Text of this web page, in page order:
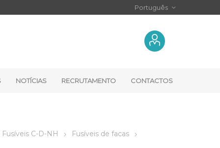
NOTÍCIAS RECRUTAMENTO CONTACTOS
Fusíveis C-D-NH Fusíveis de facas